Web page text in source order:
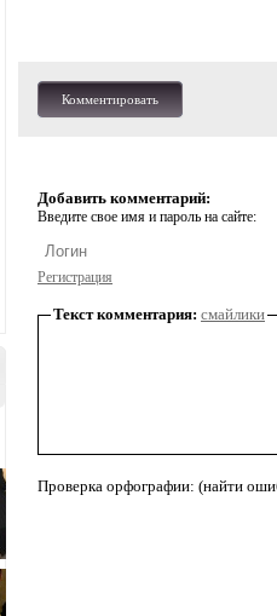
Комментировать
Добавить комментарий:
Введите свое имя и пароль на сайте:
Регистрация
Текст комментария: смайлики
Проверка орфографии: (найти